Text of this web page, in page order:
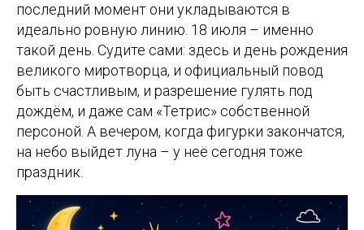
последний момент они укладываются в
идеально ровную линию. 18 июля – именно
такой день. Судите сами: здесь и день рождения
великого миротворца, и официальный повод
быть счастливым, и разрешение гулять под
дождём, и даже сам «Тетрис» собственной
персоной. А вечером, когда фигурки закончатся,
на небо выйдет луна – у неё сегодня тоже
праздник.